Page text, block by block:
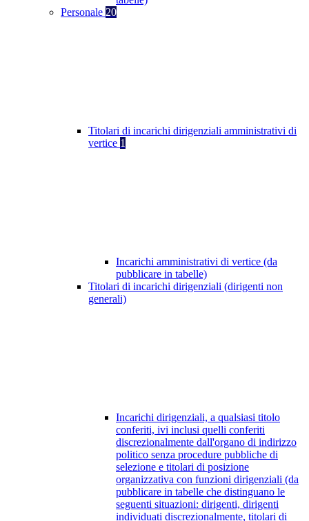
Personale 20
Titolari di incarichi dirigenziali amministrativi di
vertice 1
Incarichi amministrativi di vertice (da
pubblicare in tabelle)
Titolari di incarichi dirigenziali (dirigenti non
generali)
Incarichi dirigenziali, a qualsiasi titolo
conferiti, ivi inclusi quelli conferiti
discrezionalmente dall'organo di indirizzo
politico senza procedure pubbliche di
selezione e titolari di posizione
organizzativa con funzioni dirigenziali (da
pubblicare in tabelle che distinguano le
seguenti situazioni: dirigenti, dirigenti
individuati discrezionalmente, titolari di